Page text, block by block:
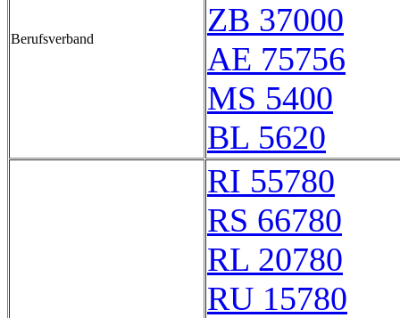
Berufsverband
ZB 37000
AE 75756
MS 5400
BL 5620
RI 55780
RS 66780
RL 20780
RU 15780